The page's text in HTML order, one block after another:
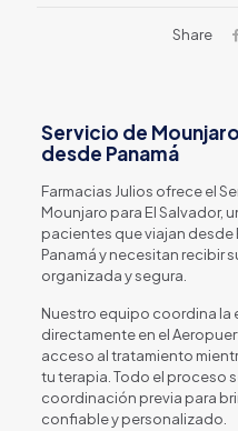
Share
Servicio de
desde Panamá
Farmacias Julios ofrece el
Mounjaro para El Salvador,
pacientes que viajan desde
Panamá y necesitan recibir
organizada y segura.
Nuestro equipo coordina la
directamente en el
acceso al tratamiento
tu terapia. Todo el proceso
coordinación previa para
confiable y personalizado.